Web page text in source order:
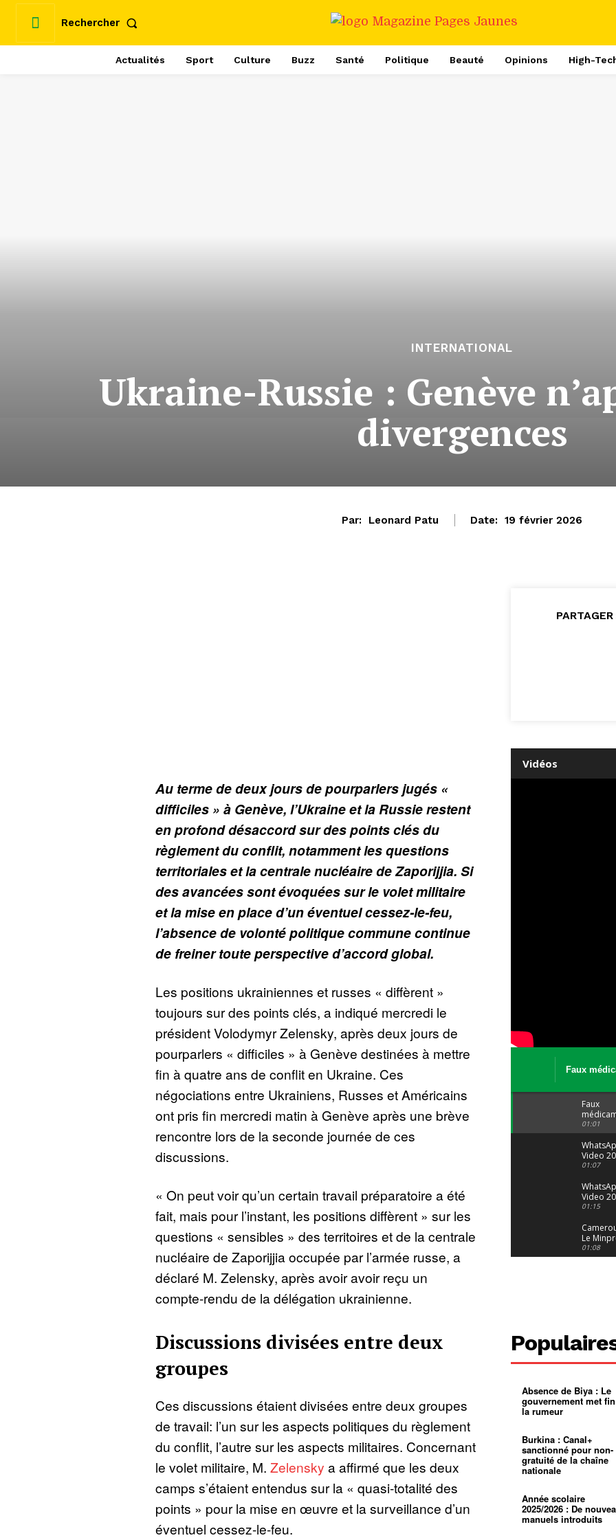
Rechercher
Actualités Sport Culture Buzz Santé Politique Beauté Opinions High-
INTERNATIONAL
Ukraine-Russie : Genève
divergences
Par: Leonard Patu Date: 19 février 2026
Au terme de deux jours de pourparlers jugés «
difficiles » à Genève, l’Ukraine et la Russie restent
en profond désaccord sur des points clés du
règlement du conflit, notamment les questions
territoriales et la centrale nucléaire de Zaporijjia. Si
des avancées sont évoquées sur le volet militaire
et la mise en place d’un éventuel cessez-le-feu,
l’absence de volonté politique commune continue
de freiner toute perspective d’accord global.
Les positions ukrainiennes et russes « diffèrent »
toujours sur des points clés, a indiqué mercredi le
président Volodymyr Zelensky, après deux jours de
pourparlers « difficiles » à Genève destinées à mettre
fin à quatre ans de conflit en Ukraine. Ces
négociations entre Ukrainiens, Russes et Américains
ont pris fin mercredi matin à Genève après une brève
rencontre lors de la seconde journée de ces
discussions.
« On peut voir qu’un certain travail préparatoire a été
fait, mais pour l’instant, les positions diffèrent » sur les
questions « sensibles » des territoires et de la centrale
nucléaire de Zaporijjia occupée par l’armée russe, a
déclaré M. Zelensky, après avoir avoir reçu un
compte-rendu de la délégation ukrainienne.
Discussions divisées entre deux
groupes
Ces discussions étaient divisées entre deux groupes
de travail: l’un sur les aspects politiques du règlement
du conflit, l’autre sur les aspects militaires. Concernant
le volet militaire, M. Zelensky a affirmé que les deux
camps s’étaient entendus sur la « quasi-totalité des
points » pour la mise en œuvre et la surveillance d’un
éventuel cessez-le-feu.
PARTAGER
Vidéos
Faux
Le trafic
Faux
: Le trafic
porte
malgré
01:01
Video
04 at 15
01:07
Video
29 at 12
01:15
Le
alerte
dérives
01:08
grandes
pluies
Échec au
Le père
pasteur
L’État
d’or
Croyance
religieuse
Entre
bricolage
mentale
01:12
mettra-t-
au
Absence de Biya : Le
gouvernement met
la rumeur
Burkina : Canal+
sanctionné pour non-
gratuité de la chaîne
nationale
Année scolaire
2025/2026 : De
manuels introduits